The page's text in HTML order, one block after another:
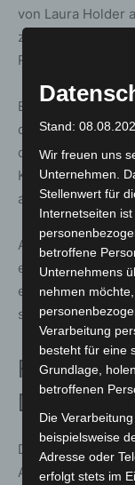
von Laura Holder
zeigt
Roten Kreuz
Ein ganz anderes
des ASB mit
der Australian
Karlsruhe das
anzeigt.
Auf dem
eingereicht von
ein
sehen.
Die vier
Aufmerksamkeit
Stand:
Wir freuen uns
Unternehmen.
Stellenwert für
Internetseiten
betroffene
Unternehmens
nehmen
Verarbeitung
besteht für eine
Grundlage,
betroffenen
Die
beispielsweise
Adresse oder
erfolgt stets im